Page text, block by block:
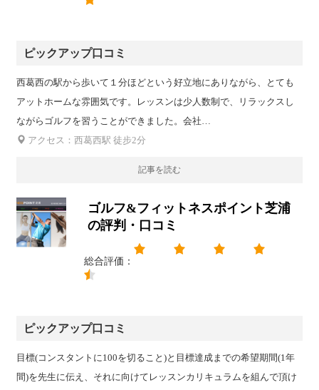
ピックアップ口コミ
西葛西の駅から歩いて１分ほどという好立地にありながら、とても
アットホームな雰囲気です。レッスンは少人数制で、リラックスし
ながらゴルフを習うことができました。会社…
アクセス：西葛西駅 徒步2分
記事を読む
ゴルフ&フィットネスポイント芝浦
の評判・口コミ
総合評価：
ピックアップ口コミ
目標(コンスタントに100を切ること)と目標達成までの希望期間(1年
間)を先生に伝え、それに向けてレッスンカリキュラムを組んで頂け